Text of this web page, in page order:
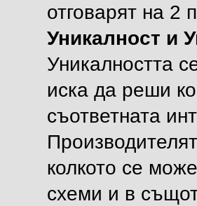
отговарят на 2
Уникалност и
Уникалността
иска да реши
съответната
колкото се
схеми и в